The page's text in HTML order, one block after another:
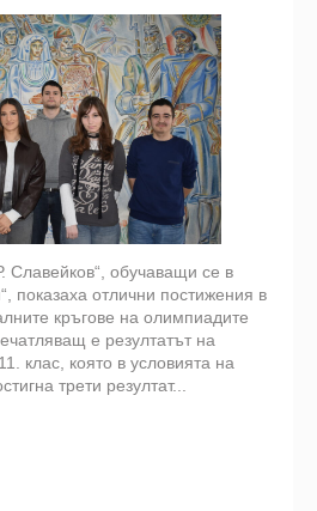
Славейков“, обучаващи се в
показаха отлични постижения в
кръгове на олимпиадите
е резултатът на
клас, която в условията на
трети резултат...